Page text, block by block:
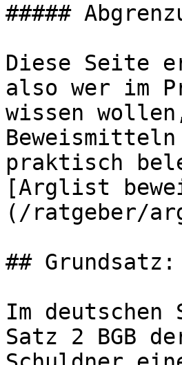
#####
Diese Seite
also wer im
wissen
praktisch
[Arglist
(/ratgeber/
##
Im
Satz 2 BGB